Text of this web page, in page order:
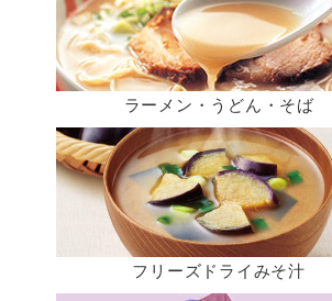
ラーメン・うどん・そば
フリーズドライみそ汁